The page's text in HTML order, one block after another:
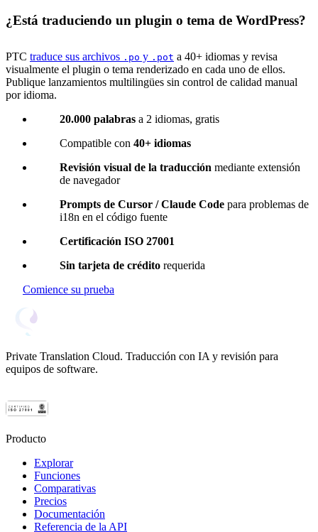
¿Está traduciendo un plugin o tema de WordPress?
PTC traduce sus archivos .po y .pot a 40+ idiomas y revisa
visualmente el plugin o tema renderizado en cada uno de ellos.
Publique lanzamientos multilingües sin control de calidad manual
por idioma.
20.000 palabras a 2 idiomas, gratis
Compatible con 40+ idiomas
Revisión visual de la traducción mediante extensión
de navegador
Prompts de Cursor / Claude Code para problemas de
i18n en el código fuente
Certificación ISO 27001
Sin tarjeta de crédito requerida
Comience su prueba
Private Translation Cloud. Traducción con IA y revisión para
equipos de software.
Producto
Explorar
Funciones
Comparativas
Precios
Documentación
Referencia de la API